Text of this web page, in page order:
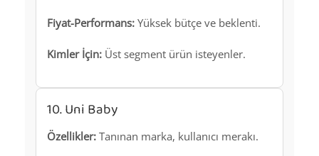
Fiyat-Performans: Yüksek bütçe ve beklenti.
Kimler İçin: Üst segment ürün isteyenler.
10. Uni Baby
Özellikler: Tanınan marka, kullanıcı merakı.